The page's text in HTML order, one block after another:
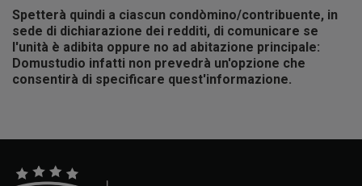
Spetterà quindi a ciascun condòmino/contribuente, in
sede di dichiarazione dei redditi, di comunicare se
l'unità è adibita oppure no ad abitazione principale:
Domustudio infatti non prevedrà un'opzione che
consentirà di specificare quest'informazione.